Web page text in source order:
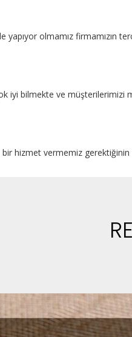
yapıyor olmamız firmamızın
bilmekte ve müşterilerimizi
hizmet vermemiz